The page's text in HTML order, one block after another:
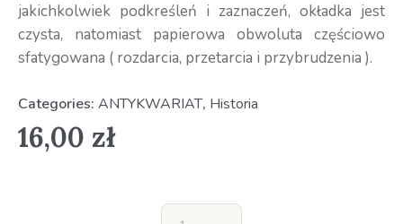
jakichkolwiek podkreśleń i zaznaczeń, okładka jest
czysta, natomiast papierowa obwoluta częściowo
sfatygowana ( rozdarcia, przetarcia i przybrudzenia ).
Categories: ANTYKWARIAT, Historia
16,00 zł